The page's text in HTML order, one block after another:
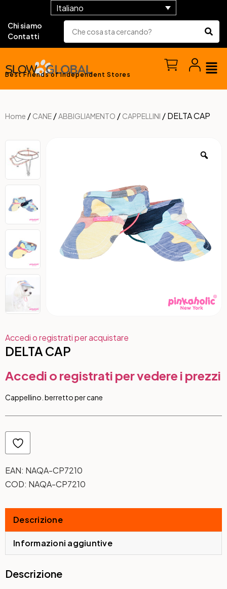
Italiano
Chi siamo
Contatti
Best Friends of Independent Stores
Home / CANE /ABBIGLIAMENTO / CAPPELLINI / DELTA CAP
Accedi o registrati per acquistare
DELTA CAP
Accedi o registrati per vedere i prezzi
Cappellino. berretto per cane
EAN: NAQA-CP7210
COD: NAQA-CP7210
Descrizione
Informazioni aggiuntive
Descrizione